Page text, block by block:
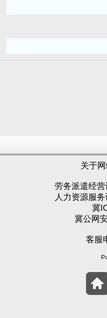
关于
劳务派遣经
人力资源服
冀
冀公网
客服